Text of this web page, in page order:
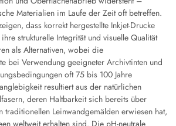
Materialien im Laufe der Zeit oft betreffen.
dass korrekt hergestellte Inkjet-Drucke
strukturelle Integrität und visuelle Qualität
als Alternativen, wobei die
bei Verwendung geeigneter Archivtinten und
oft 75 bis 100 Jahre
resultiert aus der natürlichen
deren Haltbarkeit sich bereits über
traditionellen Leinwandgemälden erwiesen hat,
weltweit erhalten sind. Die pH-neutrale